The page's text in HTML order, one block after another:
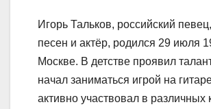
Игорь Тальков, российский
песен и актёр, родился 29 июля
Москве. В детстве проявил
начал заниматься игрой на
активно участвовал в различных